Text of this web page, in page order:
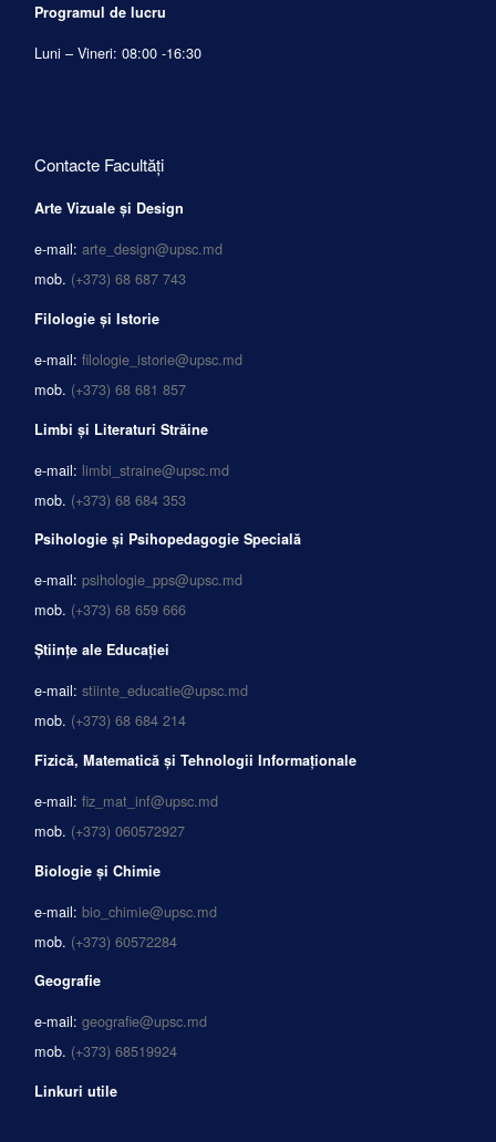
Programul de lucru
Luni – Vineri: 08:00 -16:30
Contacte Facultăți
Arte Vizuale și Design
e-mail: arte_design@upsc.md
mob. (+373) 68 687 743
Filologie și Istorie
e-mail: filologie_istorie@upsc.md
mob. (+373) 68 681 857
Limbi și Literaturi Străine
e-mail: limbi_straine@upsc.md
mob. (+373) 68 684 353
Psihologie și Psihopedagogie Specială
e-mail: psihologie_pps@upsc.md
mob. (+373) 68 659 666
Științe ale Educației
e-mail: stiinte_educatie@upsc.md
mob. (+373) 68 684 214
Fizică, Matematică și Tehnologii Informaționale
e-mail: fiz_mat_inf@upsc.md
mob. (+373) 060572927
Biologie și Chimie
e-mail: bio_chimie@upsc.md
mob. (+373) 60572284
Geografie
e-mail: geografie@upsc.md
mob. (+373) 68519924
Linkuri utile